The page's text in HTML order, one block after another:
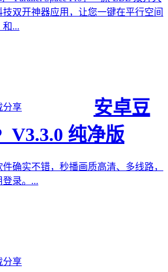
双开神器应用，让您一键在平行空间
和...
分享
安卓豆
纯净版
确实不错，秒播画质高清、多线路，
录。...
分享